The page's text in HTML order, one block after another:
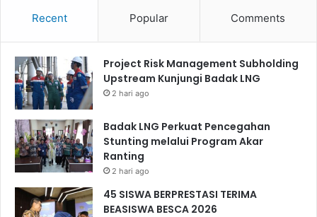
Recent Popular Comments
Project Risk Management Subholding
Upstream Kunjungi Badak LNG
2 hari ago
Badak LNG Perkuat Pencegahan
Stunting melalui Program Akar
Ranting
2 hari ago
45 SISWA BERPRESTASI TERIMA
BEASISWA BESCA 2026